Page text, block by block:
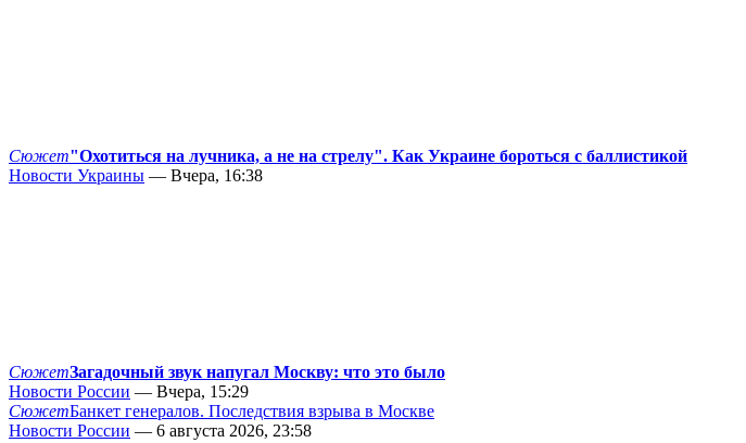
Сюжет"Охотиться на лучника, а не на стрелу". Как Украине бороться с баллистикой
Новости Украины — Вчера, 16:38
СюжетЗагадочный звук напугал Москву: что это было
Новости России — Вчера, 15:29
СюжетБанкет генералов. Последствия взрыва в Москве
Новости России — 6 августа 2026, 23:58